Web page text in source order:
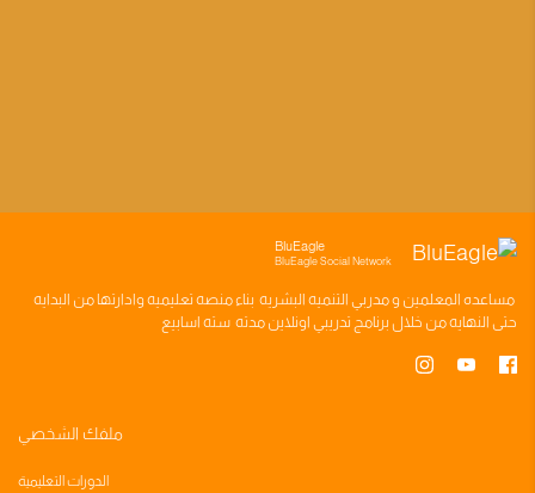
BluEagle
BluEagle Social Network
مساعده المعلمين ومدربي التنميه البشريه بناءمنصه تعليميه وادارتها من البدايه
حتى النهايه من خلال برنامج تدريبي اونلاين مدته سته اسابيع
ملفك الشخصي
الدورات التعليمية